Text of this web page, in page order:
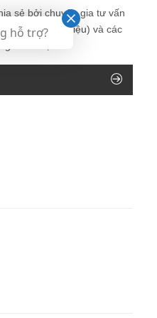
sẻ bởi chuyên gia tư vấn
Cường (giới thiệu) và các
Nhân sự.
hỗ trợ?